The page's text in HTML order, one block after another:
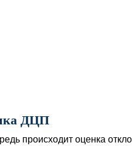
ДЦП
происходит оценка